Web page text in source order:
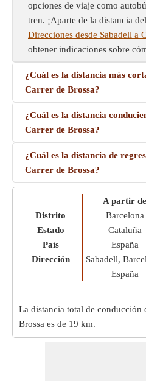
opciones de viaje como
tren. ¡Aparte de la distancia
Direcciones desde Sabadell a
obtener indicaciones sobre
¿Cuál es la distancia más
Carrer de Brossa?
¿Cuál es la distancia
Carrer de Brossa?
¿Cuál es la distancia de
Carrer de Brossa?
Distrito
Estado
País
Dirección
A partir de
Barcelona
Cataluña
España
Sabadell,
España
La distancia total de conducción
Brossa es de 19 km.